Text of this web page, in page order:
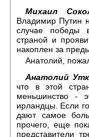
Михаил
Владимир Путин
случае победы
страной и
накоплен за
Анатолий,
Анатолий
что в этой
меньшинство -
ирландцы. Если
дают самое
прочего, еще
представители